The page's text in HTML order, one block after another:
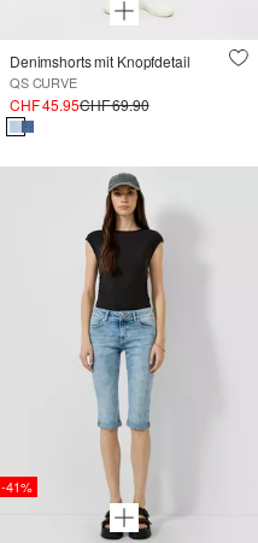
Denimshorts mit Knopfdetail
QS CURVE
CHF 45.95CHF 69.90
-41%